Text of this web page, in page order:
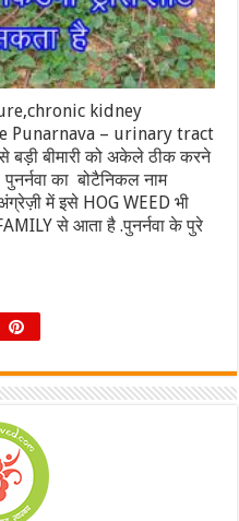
kidney
Punarnava – urinary tract
बड़ी बीमारी को अकेले ठीक करने
का बोटैनिकल नाम
में इसे HOG WEED भी
से आता है .पुनर्नवा के पुरे